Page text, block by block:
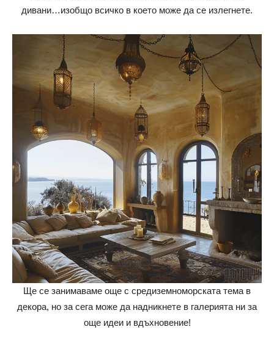
дивани…изобщо всичко в което може да се излегнете.
Ще се занимаваме още с средиземноморската тема в
декора, но за сега може да надникнете в галерията ни за
още идеи и вдъхновение!